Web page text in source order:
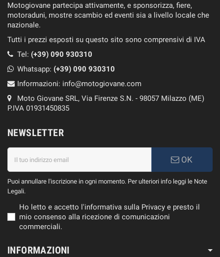
Motogiovane partecipa attivamente, e sponsorizza, fiere,
motoraduni, mostre scambio ed eventi sia a livello locale che
nazionale.
Tutti i prezzi esposti su questo sito sono comprensivi di IVA
Tel: (+39) 090 930310
Whatsapp: (+39) 090 930310
Informazioni: info@motogiovane.com
Moto Giovane SRL, Via Firenze S.N. - 98057 Milazzo (ME)
P.IVA 01931450835
NEWSLETTER
OK
Puoi annullare l'iscrizione in ogni momento. Per ulteriori info leggi le Note
Legali.
Ho letto e accetto l'informativa sulla Privacy e presto il
mio consenso alla ricezione di comunicazioni
commerciali.
INFORMAZIONI